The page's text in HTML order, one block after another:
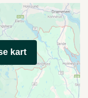
kart